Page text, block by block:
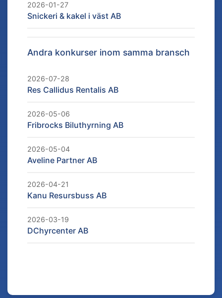
2026-01-27
Snickeri & kakel i väst AB
Andra konkurser inom samma bransch
2026-07-28
Res Callidus Rentalis AB
2026-05-06
Fribrocks Biluthyrning AB
2026-05-04
Aveline Partner AB
2026-04-21
Kanu Resursbuss AB
2026-03-19
DChyrcenter AB